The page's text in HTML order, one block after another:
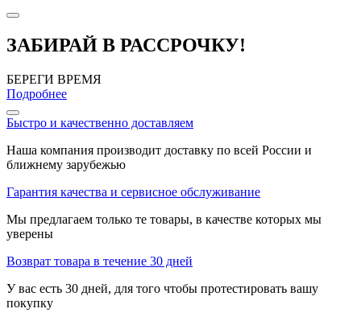
ЗАБИРАЙ В РАССРОЧКУ!
БЕРЕГИ ВРЕМЯ
Подробнее
Быстро и качественно доставляем
Наша компания производит доставку по всей России и
ближнему зарубежью
Гарантия качества и сервисное обслуживание
Мы предлагаем только те товары, в качестве которых мы
уверены
Возврат товара в течение 30 дней
У вас есть 30 дней, для того чтобы протестировать вашу
покупку